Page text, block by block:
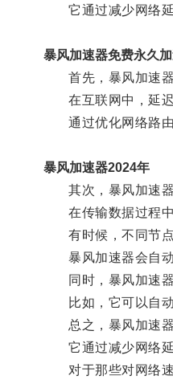
它通过减少网络延
暴风加速器免费永久
首先，暴风加速器
在互联网中，延迟
通过优化网络路由
暴风加速器2024年
其次，暴风加速器
在传输数据过程中
有时候，不同节点
暴风加速器会自动
同时，暴风加速器
比如，它可以自动
总之，暴风加速器
它通过减少网络延
对于那些对网络速